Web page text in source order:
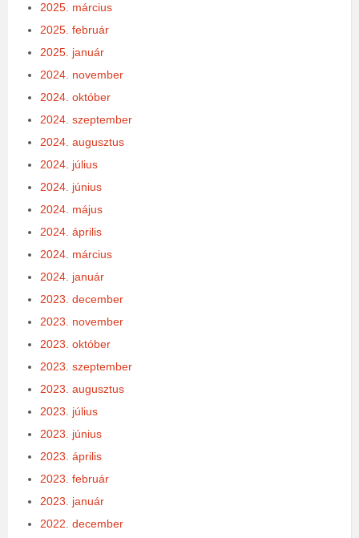
2025. március
2025. február
2025. január
2024. november
2024. október
2024. szeptember
2024. augusztus
2024. július
2024. június
2024. május
2024. április
2024. március
2024. január
2023. december
2023. november
2023. október
2023. szeptember
2023. augusztus
2023. július
2023. június
2023. április
2023. február
2023. január
2022. december